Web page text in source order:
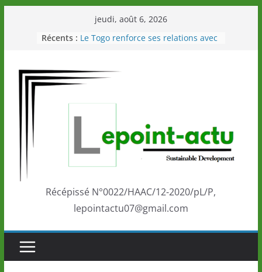
jeudi, août 6, 2026
Récents : Le Togo renforce ses relations avec
Éléphants en Côte d’Ivoire
LOTO DETENTE”, un nouveau tirage
marque de confiance au Togo sur
la scène internationale au-delà des
performances de ses athlètes
Togo: Que retenir de la politique
éducation et de l’ambition de
Récépissé N°0022/HAAC/12-2020/pL/P,
lepointactu07@gmail.com